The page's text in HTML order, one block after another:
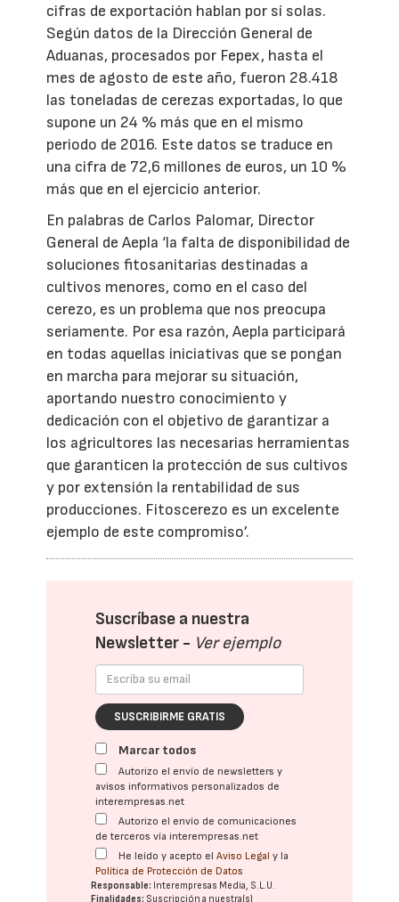
cifras de exportación hablan por sí solas.
Según datos de la Dirección General de
Aduanas, procesados por Fepex, hasta el
mes de agosto de este año, fueron 28.418
las toneladas de cerezas exportadas, lo que
supone un 24 % más que en el mismo
periodo de 2016. Este datos se traduce en
una cifra de 72,6 millones de euros, un 10 %
más que en el ejercicio anterior.
En palabras de Carlos Palomar, Director
General de Aepla ‘la falta de disponibilidad de
soluciones fitosanitarias destinadas a
cultivos menores, como en el caso del
cerezo, es un problema que nos preocupa
seriamente. Por esa razón, Aepla participará
en todas aquellas iniciativas que se pongan
en marcha para mejorar su situación,
aportando nuestro conocimiento y
dedicación con el objetivo de garantizar a
los agricultores las necesarias herramientas
que garanticen la protección de sus cultivos
y por extensión la rentabilidad de sus
producciones. Fitoscerezo es un excelente
ejemplo de este compromiso’.
Suscríbase a nuestra
Newsletter - Ver ejemplo
SUSCRIBIRME GRATIS
Marcar todos
Autorizo el envío de newsletters y
avisos informativos personalizados de
interempresas.net
Autorizo el envío de comunicaciones
de terceros vía interempresas.net
He leído y acepto elAviso Legal y la
Política de Protección de Datos
Responsable: Interempresas Media, S.L.U.
Finalidades: Suscripción a nuestra(s)